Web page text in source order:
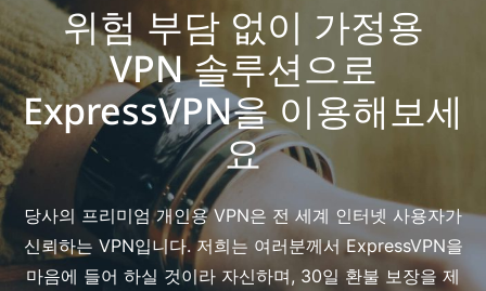
위험 부담 없이 가정용
VPN 솔루션으로
ExpressVPN을 이용해보세
요
당사의 프리미엄 개인용 VPN은 전 세계 인터넷 사용자가
신뢰하는 VPN입니다. 저희는 여러분께서 ExpressVPN을
마음에 들어 하실 것이라 자신하며, 30일 환불 보장을 제